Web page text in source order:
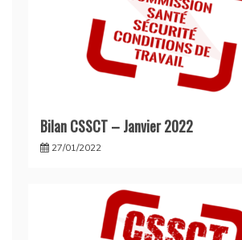
Bilan CSSCT – Janvier 2022
27/01/2022